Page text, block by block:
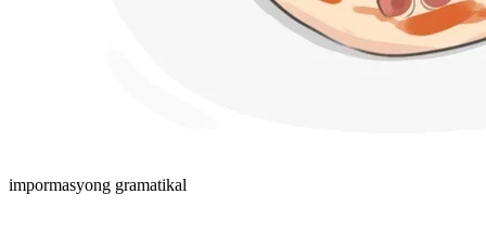
impormasyong gramatikal